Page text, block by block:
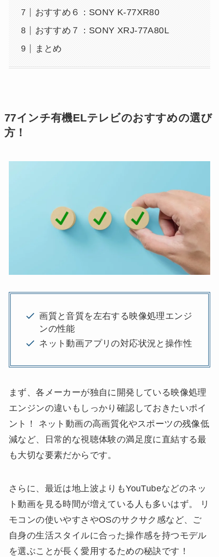
おすすめ６：SONY K-77XR80
おすすめ７：SONY XRJ-77A80L
まとめ
77インチ有機ELテレビのおすすめの選び
方！
画質と音質を左右する映像処理エンジ
ンの性能
ネット動画アプリの対応状況と操作性
まず、各メーカーが独自に開発している映像処理
エンジンの違いもしっかり確認しておきたいポイ
ント！ ネット動画の高画質化やスポーツの残像低
減など、日常的な視聴体験の満足度に直結する最
も大切な要素だからです。
さらに、最近は地上波よりもYouTubeなどのネッ
ト動画を見る時間が増えている人も多いはず。 リ
モコンの使いやすさやOSのサクサク感など、ご
自身の生活スタイルに合った操作感を持つモデル
を選ぶことが長く愛用するための秘訣です！